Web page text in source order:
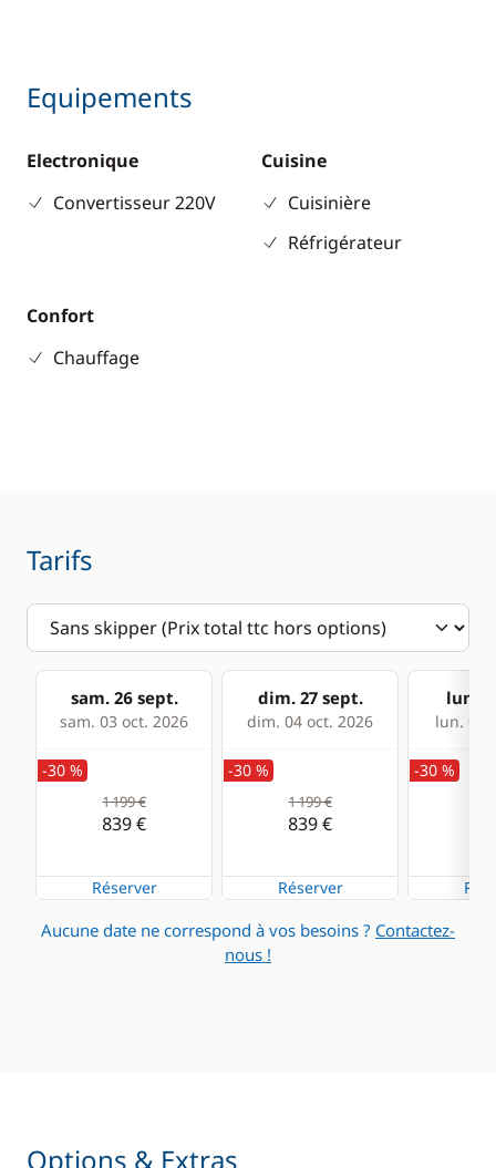
Equipements
Electronique
Convertisseur 220V
Cuisine
Cuisinière
Réfrigérateur
Confort
Chauffage
Tarifs
sam. 26 sept.
sam. 03 oct. 2026
dim. 27 sept.
dim. 04 oct. 2026
lun.
lun. 05
-30 %
1 199 €
839 €
Réserver
-30 %
1 199 €
839 €
Réserver
-30 %
Aucune date ne correspond à vos besoins ? Contactez-
nous !
Options & Extras